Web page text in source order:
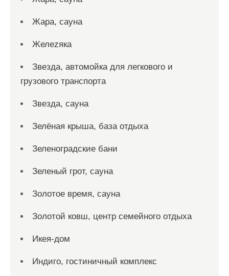
Жара, сауна
Желеzяка
Звезда, автомойка для легкового и
грузового транспорта
Звезда, сауна
Зелёная крыша, база отдыха
Зеленоградские бани
Зеленый грот, сауна
Золотое время, сауна
Золотой ковш, центр семейного отдыха
Икея-дом
Индиго, гостиничный комплекс